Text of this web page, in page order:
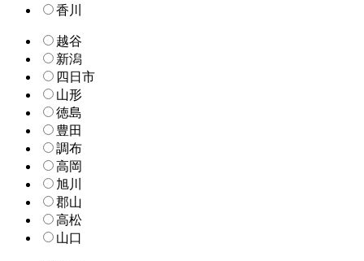
香川
越谷
新潟
四日市
山形
徳島
豊田
調布
高岡
旭川
郡山
高松
山口